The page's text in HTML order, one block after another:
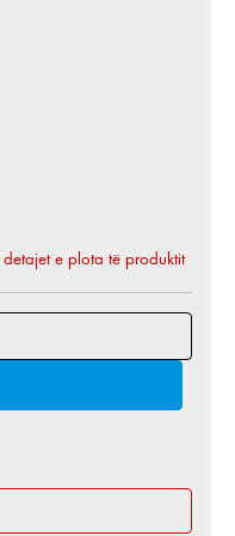
e plota të produktit
për të rritur